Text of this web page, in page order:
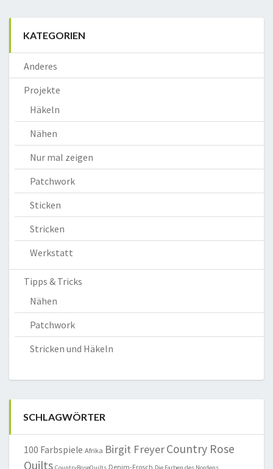
KATEGORIEN
Anderes
Projekte
Häkeln
Nähen
Nur mal zeigen
Patchwork
Sticken
Stricken
Werkstatt
Tipps & Tricks
Nähen
Patchwork
Stricken und Häkeln
SCHLAGWÖRTER
100 Farbspiele Afrika Birgit FreyerCountry Rose
Quilts CountryRoseQuilts Denim-Frosch Die Farben des Nordens